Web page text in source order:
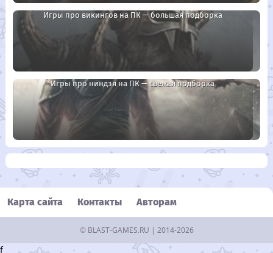
Игры про викингов на ПК — большая подборка
Игры про ниндзя на ПК — свежая подборка
Карта сайта Контакты Авторам
© BLAST-GAMES.RU | 2014-2026
f